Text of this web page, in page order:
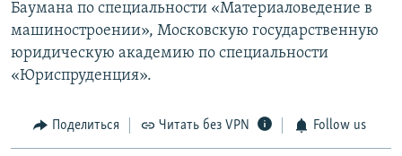
Баумана по специальности «Материаловедение в
машиностроении», Московскую государственную
юридическую академию по специальности
«Юриспруденция».
Поделиться Читать без VPN Follow us